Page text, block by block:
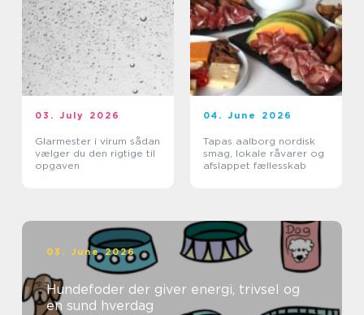
03. July 2026
Glarmester i virum sådan
vælger du den rigtige til
opgaven
04. June 2026
Tapas aalborg nordisk
smag, lokale råvarer og
afslappet fællesskab
03. June 2026
Hundefoder der giver energi, trivsel og
en sund hverdag